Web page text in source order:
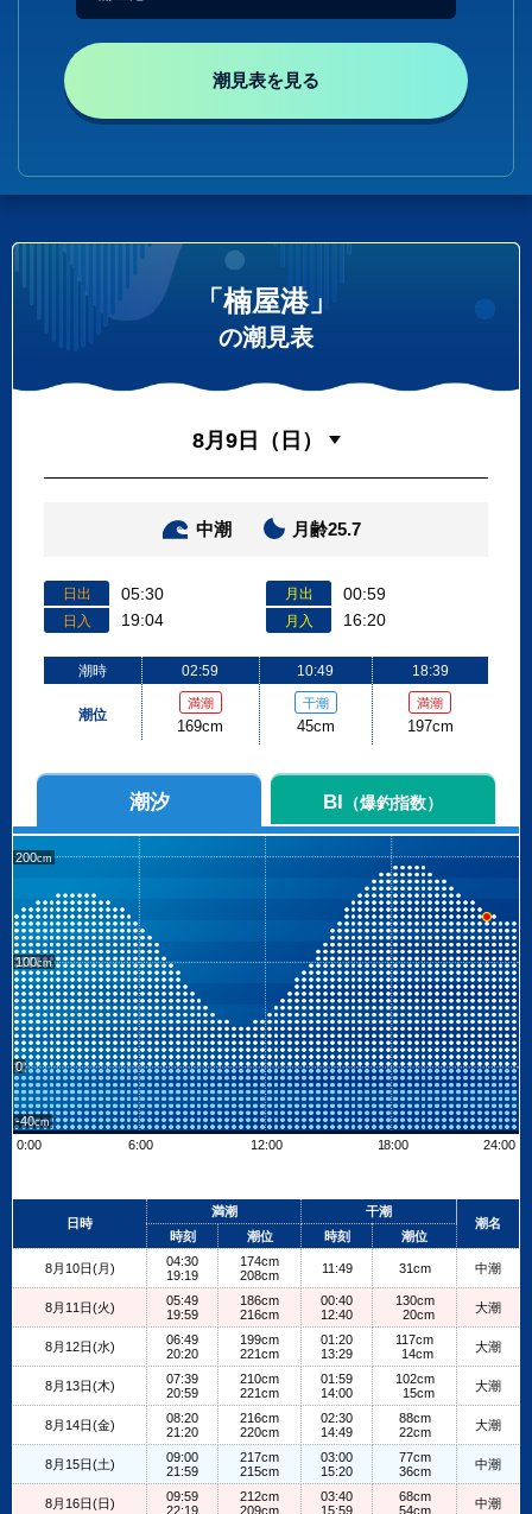
潮見表を見る
「楠屋港」
の潮見表
中潮 月齢25.7
日出 05:30
日入 19:04
月出 00:59
月入 16:20
潮時
潮位
02:59
満潮
169cm
10:49
干潮
45cm
18:39
満潮
197cm
潮汐 BI （爆釣指数）
200
100
0
-40
0:00
6:00 12:00 18:00 24:00
+
日時
満潮
干潮
潮名
時刻
潮位 時刻 潮位
8月10日(月)
04:30
19:19
174cm
208cm
11:49 31cm 中潮
8月11日(火)
05:49
19:59
186cm
216cm
00:40
12:40
130cm
20cm
大潮
8月12日(水)
06:49
20:20
199cm
221cm
01:20
13:29
117cm
14cm
大潮
8月13日(木)
07:39
20:59
210cm
221cm
01:59
14:00
102cm
15cm
大潮
8月14日(金)
08:20
21:20
216cm
220cm
02:30
14:49
88cm
22cm
大潮
8月15日(土)
09:00
21:59
217cm
215cm
03:00
15:20
77cm
36cm
中潮
8月16日(日)
09:59
22:19
212cm
209cm
03:40
15:59
68cm
54cm
中潮